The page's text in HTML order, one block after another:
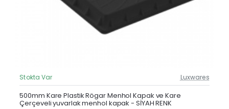
Güncel Fiyat
Stokta Var Luxwares
500mm Kare Plastik Rögar Menhol Kapak ve Kare
Çerçeveli yuvarlak menhol kapak - SİYAH RENK